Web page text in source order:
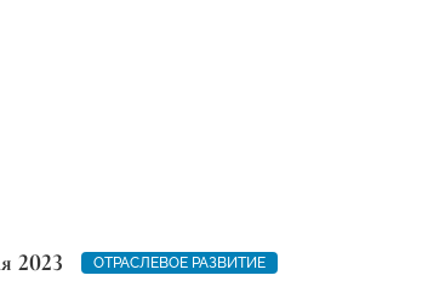
2023 ОТРАСЛЕВОЕ РАЗВИТИЕ